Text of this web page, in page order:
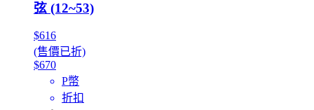
弦 (12~53)
$616
(售價已折)
$670
P幣
折扣